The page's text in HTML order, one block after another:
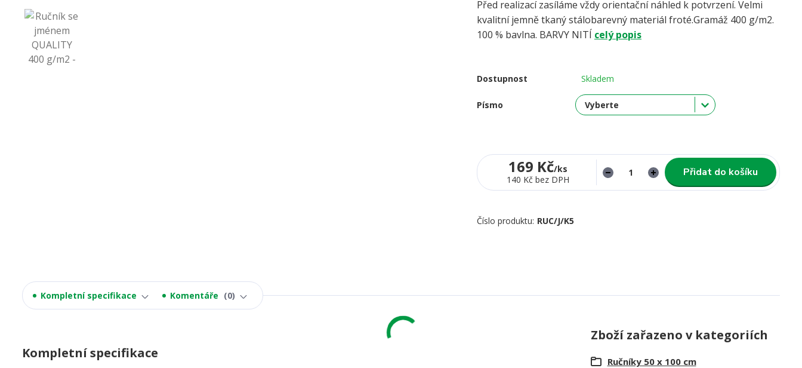
Před realizací zasíláme vždy orientační náhled k potvrzení. Velmi
kvalitní jemně tkaný stálobarevný materiál froté.Gramáž 400 g/m2.
100 % bavlna. BARVY NITÍ celý popis
Dostupnost Skladem
Písmo
169 Kč/ks
140 Kč bez DPH
Přidat do košíku
Číslo produktu: RUC/J/K5
Kompletní specifikace Komentáře 0
Kompletní specifikace
Zboží zařazeno v kategoriích
Ručníky 50 x 100 cm